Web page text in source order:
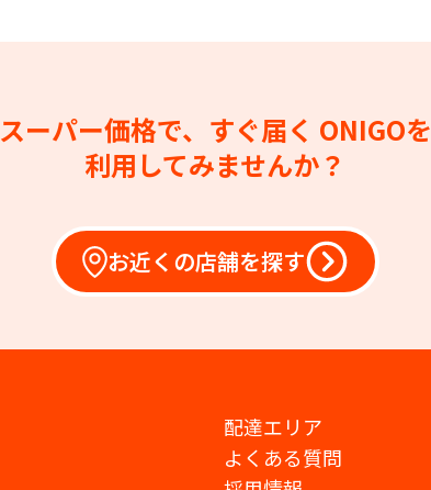
スーパー価格で、すぐ届く ONIGOを
利用してみませんか？
お近くの店舗を探す
配達エリア
よくある質問